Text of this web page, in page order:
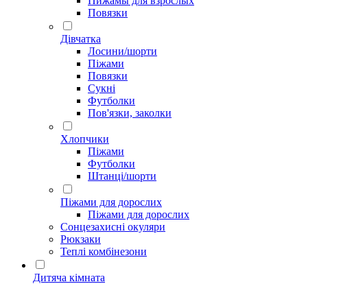
Повязки
Дівчатка
Лосини/шорти
Піжами
Повязки
Сукні
Футболки
Пов'язки, заколки
Хлопчики
Піжами
Футболки
Штанці/шорти
Піжами для дорослих
Піжами для дорослих
Сонцезахисні окуляри
Рюкзаки
Теплі комбінезони
Дитяча кімната